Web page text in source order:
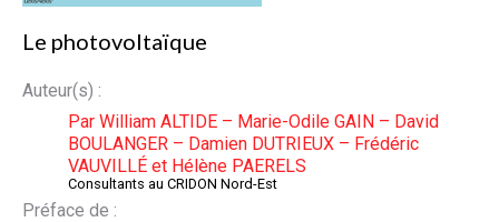
Le photovoltaïque
Auteur(s) :
Par William ALTIDE – Marie-Odile GAIN – David
BOULANGER – Damien DUTRIEUX – Frédéric
VAUVILLÉ et Hélène PAERELS
Consultants au CRIDON Nord-Est
Préface de :